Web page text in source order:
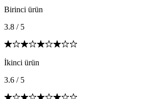
Birinci ürün
3.8 / 5
İkinci ürün
3.6 / 5